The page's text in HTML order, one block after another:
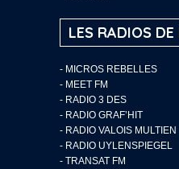
LES RADIOS
- MICROS REBELLES
- MEET FM
- RADIO 3 DES
- RADIO GRAF’HIT
- RADIO VALOIS MULTIEN
- RADIO UYLENSPIEGEL
- TRANSAT FM